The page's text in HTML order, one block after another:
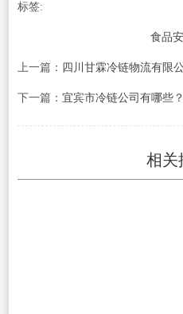
标签:
食品
上一篇： 四川甘霖冷链物流有限
下一篇： 宜宾市冷链公司有哪些
相关